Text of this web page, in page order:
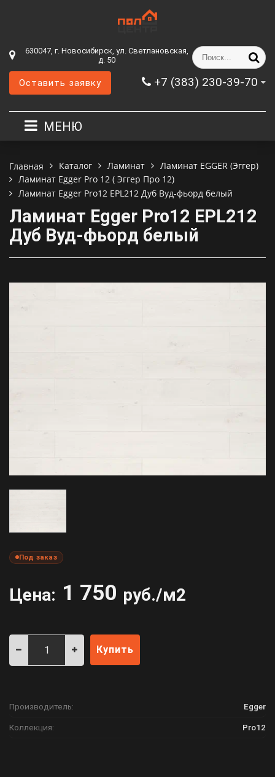
630047, г. Новосибирск, ул. Светлановская,
д. 50
+7 (383) 230-39-70
Оставить заявку
МЕНЮ
Главная Каталог Ламинат
Ламинат EGGER (Эггер)
Ламинат Egger Pro 12 ( Эггер Про 12)
Ламинат Egger Pro12 EPL212 Дуб Вуд-фьорд белый
Ламинат Egger Pro12 EPL212
Дуб Вуд-фьорд белый
Под заказ
Цена: 1 750 руб./м2
Купить
Производитель: Egger
Коллекция: Pro12